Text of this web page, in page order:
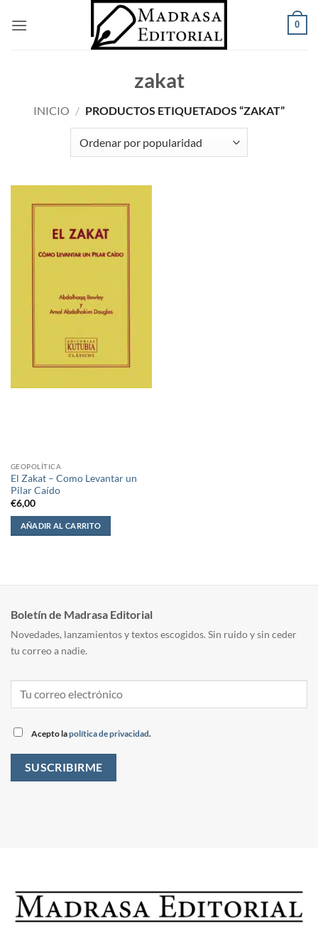
0
zakat
INICIO / PRODUCTOS ETIQUETADOS “ZAKAT”
GEOPOLÍTICA
El Zakat – Como Levantar un
Pilar Caído
€6,00
AÑADIR AL CARRITO
Boletín de Madrasa Editorial
Novedades, lanzamientos y textos escogidos. Sin ruido y sin ceder
tu correo a nadie.
Acepto lapolítica de privacidad.